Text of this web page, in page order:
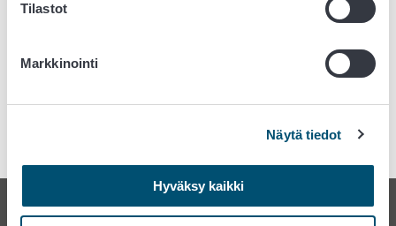
Tilastot
Markkinointi
Näytä tiedot
Hyväksy kaikki
Elintarvikemarkkinavaltuutetun toimisto